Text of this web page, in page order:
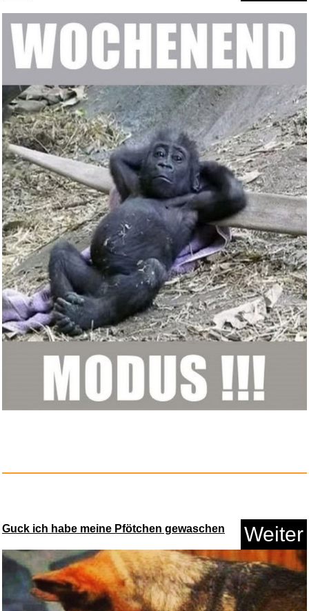
Night of the Wolf...
Anzeige
Anzeige
Guck ich habe meine Pfötchen gewaschen Weiter